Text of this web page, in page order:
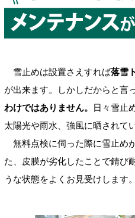
雪止めは設置さえすれば落雪
が出来ます。しかしだからと言
わけではありません。
日々雪止
太陽光や雨水、強風に晒されて
無料点検に伺った際に雪止め
た、皮膜が劣化したことで錆び
うな状態をよくお見受けします。